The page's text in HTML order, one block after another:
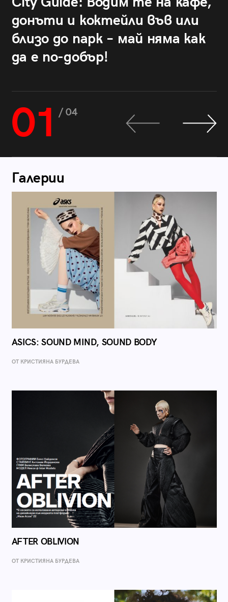
донъти и коктейли във или
близо до парк – май няма как
да е по-добър!
01 / 04
Галерии
ASICS: SOUND MIND, SOUND BODY
ОТ КРИСТИЯНА БУРДЕВА
AFTER OBLIVION
ОТ КРИСТИЯНА БУРДЕВА